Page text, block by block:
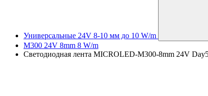
Универсальные 24V 8-10 мм до 10 W/m
M300 24V 8mm 8 W/m
Светодиодная лента MICROLED-M300-8mm 24V